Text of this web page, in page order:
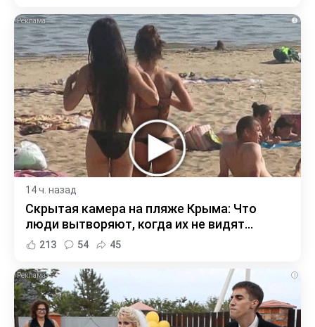
i
14 ч. назад
Скрытая камера на пляже Крыма: Что
люди вытворяют, когда их не видят...
213 54 45
i